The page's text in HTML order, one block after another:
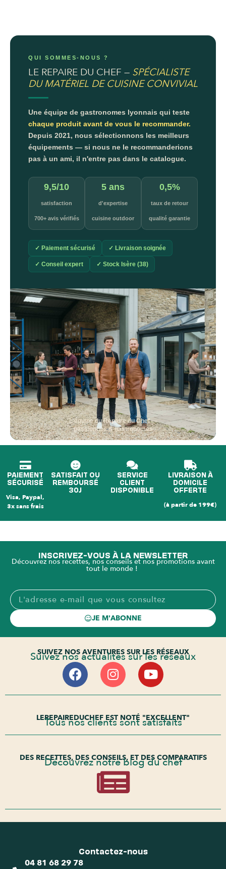
QUI SOMMES-NOUS ?
LE REPAIRE DU CHEF — SPÉCIALISTE
DU MATÉRIEL DE CUISINE CONVIVIAL
Une équipe de gastronomes lyonnais qui teste
chaque produit avant de vous le recommander.
Depuis 2021, nous sélectionnons les meilleurs
équipements — si nous ne le recommanderions
pas à un ami, il n'entre pas dans le catalogue.
9,5/10
satisfaction
700+ avis vérifiés
5 ans
d'expertise
cuisine outdoor
0,5%
taux de retour
qualité garantie
✓ Paiement sécurisé ✓ Livraison soignée
✓ Conseil expert ✓ Stock Isère (38)
L'équipe du Repaire du Chef —
passionnés & gastronomes
PAIEMENT
SÉCURISÉ
Visa, Paypal,
3x sans frais
SATISFAIT OU
REMBOURSÉ
30J
SERVICE
CLIENT
DISPONIBLE
LIVRAISON À
DOMICILE
OFFERTE
(à partir de 199€)
INSCRIVEZ-VOUS À LA NEWSLETTER
Découvrez nos recettes, nos conseils et nos promotions avant
tout le monde !
JE M'ABONNE
SUIVEZ NOS AVENTURES SUR LES RÉSEAUX
Suivez nos actualités sur les réseaux
LEREPAIREDUCHEF EST NOTÉ "EXCELLENT"
Tous nos clients sont satisfaits
DES RECETTES, DES CONSEILS, ET DES COMPARATIFS
Découvrez notre blog du chef
Contactez-nous
04 81 68 29 78